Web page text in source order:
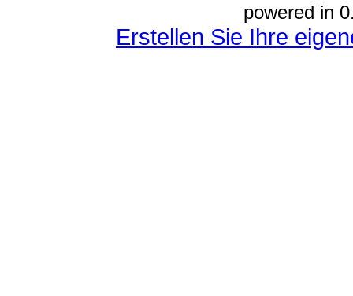
powered in
Erstellen Sie Ihre